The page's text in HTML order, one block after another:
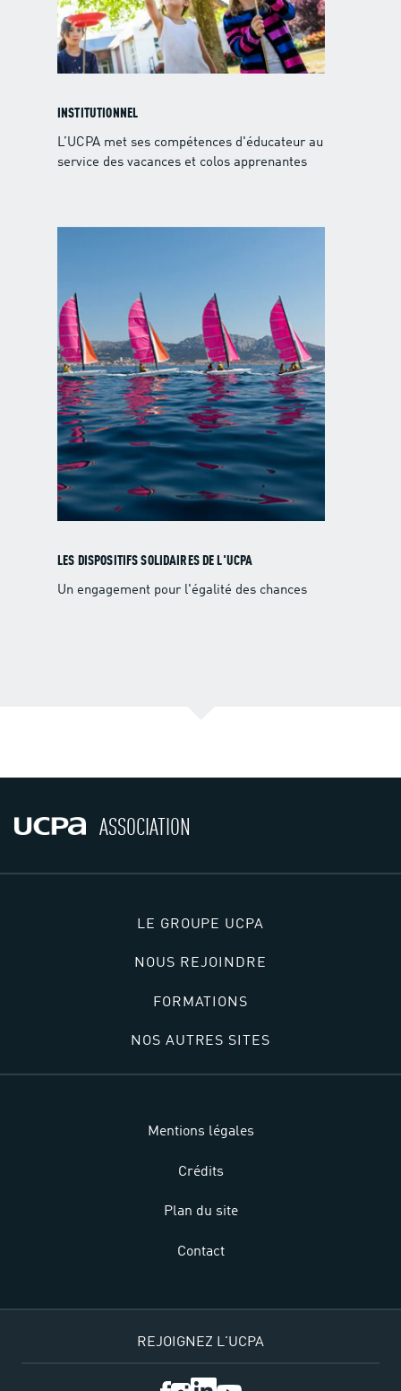
INSTITUTIONNEL
L’UCPA met ses compétences d'éducateur au
service des vacances et colos apprenantes
LES DISPOSITIFS SOLIDAIRES DE L'UCPA
Un engagement pour l'égalité des chances
ASSOCIATION
LE GROUPE UCPA
NOUS REJOINDRE
FORMATIONS
NOS AUTRES SITES
Mentions légales
Crédits
Plan du site
Contact
REJOIGNEZ L'UCPA